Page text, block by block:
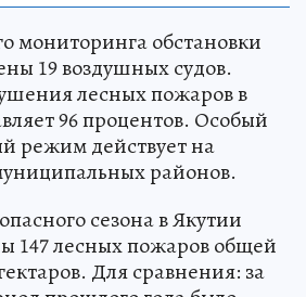
мониторинга обстановки
19 воздушных судов.
лесных пожаров в
96 процентов. Особый
режим действует на
районов.
сезона в Якутии
147 лесных пожаров общей
Для сравнения: за